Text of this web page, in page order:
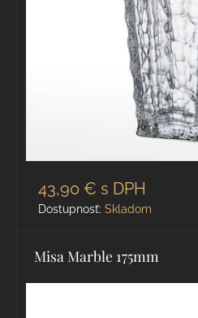
43,90 € s DPH
Dostupnosť: Skladom
Misa Marble 175mm